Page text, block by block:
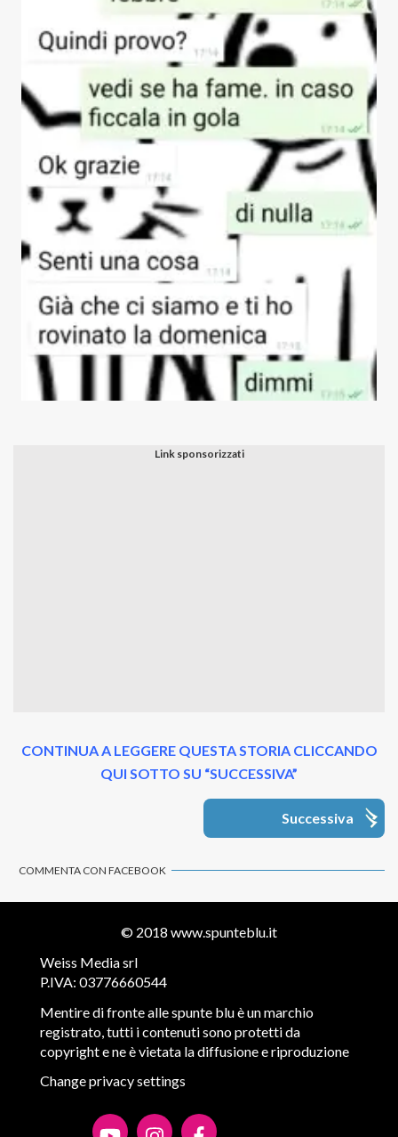
CONTINUA A LEGGERE QUESTA STORIA CLICCANDO
QUI SOTTO SU “SUCCESSIVA”
Successiva
COMMENTA CON FACEBOOK
© 2018 www.spunteblu.it
Weiss Media srl
P.IVA: 03776660544
Mentire di fronte alle spunte blu è un marchio
registrato, tutti i contenuti sono protetti da
copyright e ne è vietata la diffusione e riproduzione
Change privacy settings